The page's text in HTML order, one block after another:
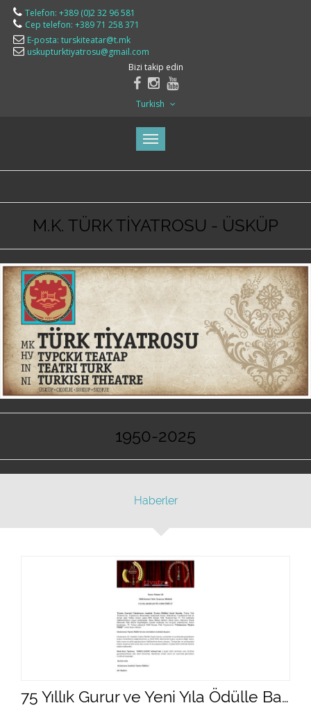
Telefon: +389 (0)2 32 96 581
Cep telefon: +389 71 258 371
E-posta: turskiteatar@t.mk
uskupturktiyatrosu@gmail.com
Bizi takip edin
Turkish
M.K. TÜRK TİYATROSU - ÜSKÜP
1950-2025
Haberler
75 Yıllık Gurur ve Yeni Yıla Ödülle Başlamanın Mutluluğu